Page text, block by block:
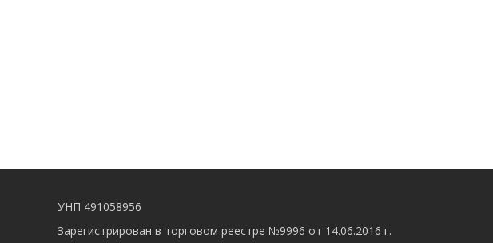
УНП 491058956
Зарегистрирован в торговом реестре №9996 от 14.06.2016 г.